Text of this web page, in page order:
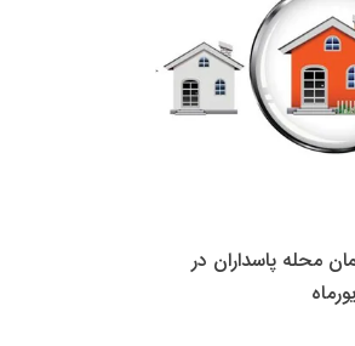
محله پاسداران در